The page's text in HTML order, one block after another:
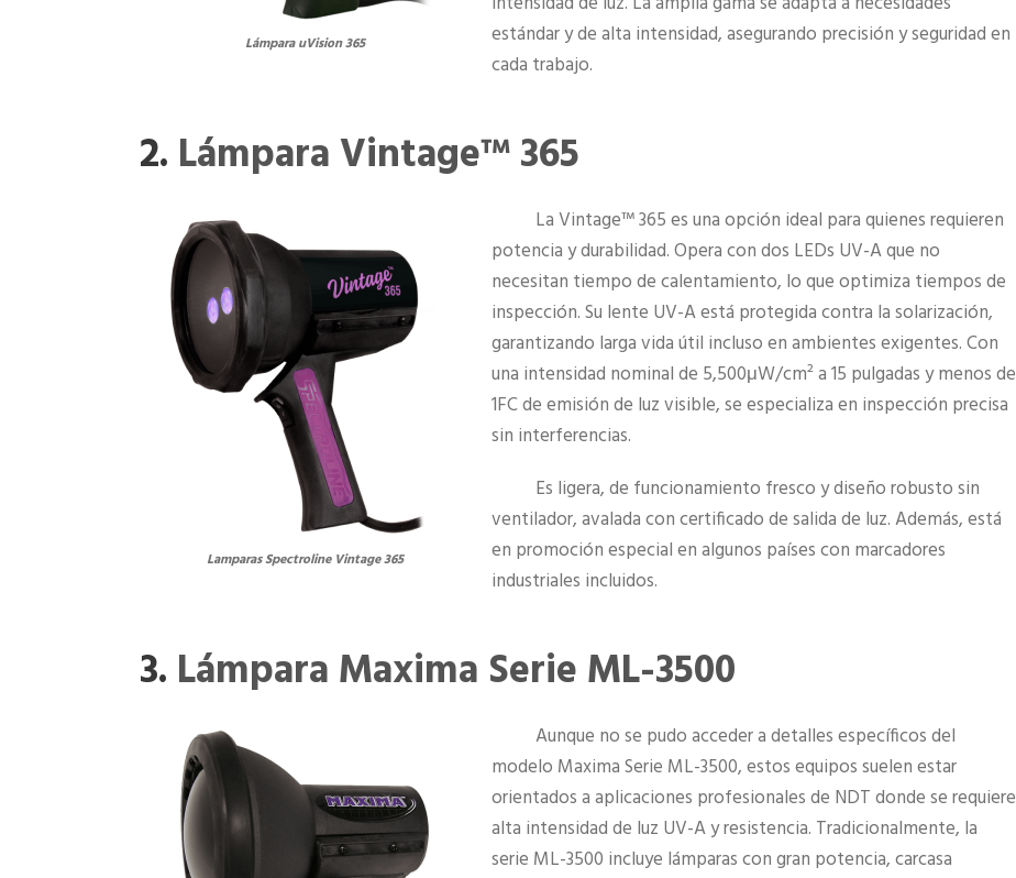
Lámpara uVision 365
estándar y de alta intensidad, asegurando precisión y seguridad en
cada trabajo.
2.Lámpara Vintage™ 365
Lamparas Spectroline Vintage 365
La Vintage™ 365 es una opción ideal para quienes requieren
potencia y durabilidad. Opera con dos LEDs UV-A que no
necesitan tiempo de calentamiento, lo que optimiza tiempos de
inspección. Su lente UV-A está protegida contra la solarización,
garantizando larga vida útil incluso en ambientes exigentes. Con
una intensidad nominal de 5,500μW/cm² a 15 pulgadas y menos de
1FC de emisión de luz visible, se especializa en inspección precisa
sin interferencias.
Es ligera, de funcionamiento fresco y diseño robusto sin
ventilador, avalada con certificado de salida de luz. Además, está
en promoción especial en algunos países con marcadores
industriales incluidos.
3.Lámpara Maxima Serie ML-3500
Aunque no se pudo acceder a detalles específicos del
modelo Maxima Serie ML-3500, estos equipos suelen estar
orientados a aplicaciones profesionales de NDT donde se requiere
alta intensidad de luz UV-A y resistencia. Tradicionalmente, la
serie ML-3500 incluye lámparas con gran potencia, carcasa